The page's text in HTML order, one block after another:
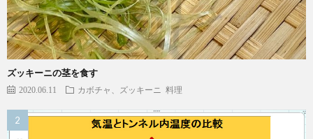
ズッキーニの茎を食す
2020.06.11 カボチャ、ズッキーニ 料理